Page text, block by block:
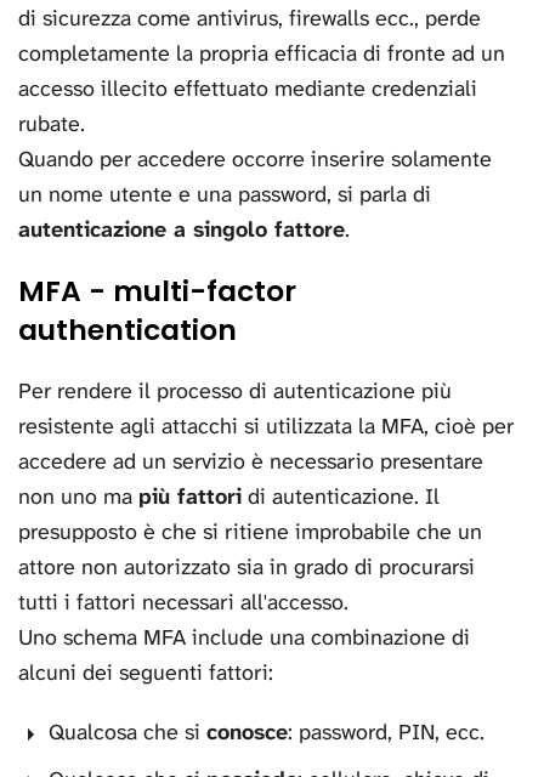
di sicurezza come antivirus, firewalls ecc., perde
completamente la propria efficacia di fronte ad un
accesso illecito effettuato mediante credenziali
rubate.
Quando per accedere occorre inserire solamente
un nome utente e una password, si parla di
autenticazione a singolo fattore.
MFA - multi-factor
authentication
Per rendere il processo di autenticazione più
resistente agli attacchi si utilizzata la MFA, cioè per
accedere ad un servizio è necessario presentare
non uno ma più fattori di autenticazione. Il
presupposto è che si ritiene improbabile che un
attore non autorizzato sia in grado di procurarsi
tutti i fattori necessari all'accesso.
Uno schema MFA include una combinazione di
alcuni dei seguenti fattori:
Qualcosa che si conosce: password, PIN, ecc.